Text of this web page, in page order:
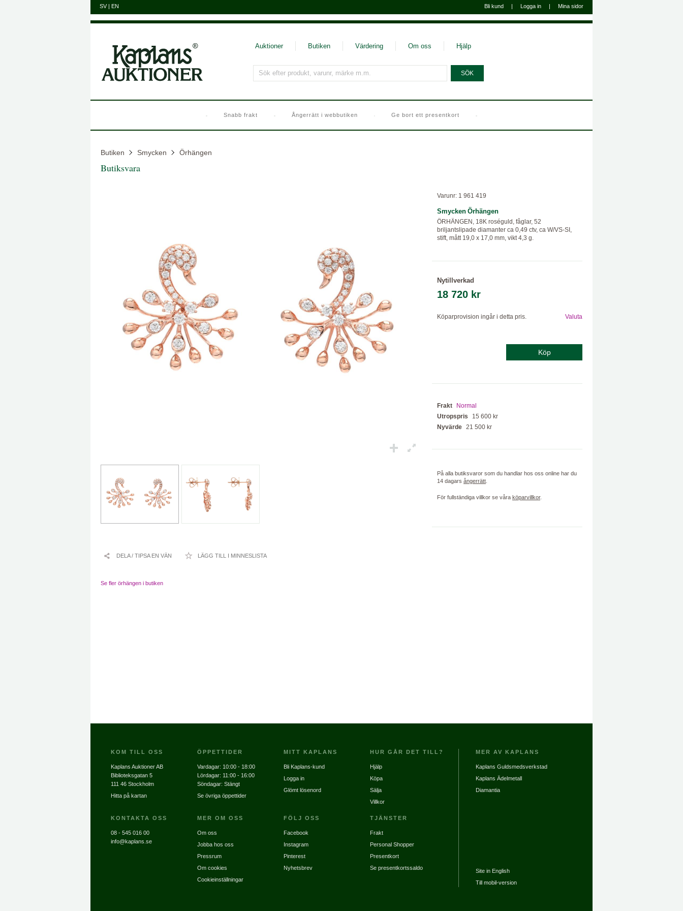
SV| EN Bli kund | Logga in | Mina sidor
Auktioner Butiken Värdering Om oss Hjälp
Sök efter produkt, varunr, märke m.m.
Snabb frakt Ångerrätt i webbutiken Ge bort ett presentkort
Butiken Smycken Örhängen
Butiksvara
DELA / TIPSA EN VÄN LÄGG TILL I MINNESLISTA
Se fler örhängen i butiken
Varunr: 1 961 419
Smycken Örhängen
ÖRHÄNGEN, 18K roséguld, fåglar, 52
briljantslipade diamanter ca 0,49 ctv, ca W/VS-SI,
stift, mått 19,0 x 17,0 mm, vikt 4,3 g.
Nytillverkad
18 720 kr
Köparprovision ingår i detta pris. Valuta
Köp
Frakt
Normal
Utropspris
15 600 kr
Nyvärde 21 500 kr
På alla butiksvaror som du handlar hos oss online har du
14 dagars ångerrätt
För fullständiga villkor se våra köparvillkor.
KOM TILL OSS
Kaplans Auktioner AB
Biblioteksgatan 5
111 46 Stockholm
Hitta på kartan
KONTAKTA OSS
08 - 545 016 00
info@kaplans.se
ÖPPETTIDER
Vardagar: 10:00 - 18:00
Lördagar: 11:00 - 16:00
Söndagar: Stängt
Se övriga öppettider
MER OM OSS
Om oss
Jobba hos oss
Pressrum
Om cookies
Cookieinställningar
MITT KAPLANS
Bli Kaplans-kund
Logga in
Glömt lösenord
FÖLJ OSS
Facebook
Instagram
Pinterest
Nyhetsbrev
HUR GÅR DET TILL?
Hjälp
Köpa
Sälja
Villkor
TJÄNSTER
Frakt
Personal Shopper
Presentkort
Se presentkortssaldo
MER AV KAPLANS
Kaplans Guldsmedsverkstad
Kaplans Ädelmetall
Diamantia
Site in English
Till mobil-version